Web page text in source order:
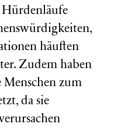
Hürdenläufe
häuften
Zudem haben
zum
da sie